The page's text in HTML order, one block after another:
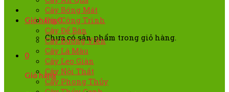
Giỏ hàng0
Chưa có sản phẩm trong giỏ hàng.
0
Giỏ hàng
Cây Bóng Mát
Cây Công Trình
Cây Để Bàn
Cây Đường Viền
Cây Lá Màu
Cây Leo Giàn
Cây Nội Thất
Cây Phong Thủy